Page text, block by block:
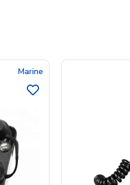
Marine